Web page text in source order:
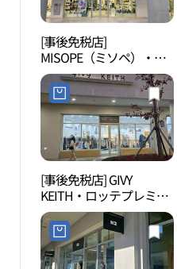
[事後免税店]
MISOPE（ミソペ）・ロ
ッテプレミアムアウトレ
ットキムヘ（金海）店
(미소페 롯데프리미엄아
울렛 김해점)
[事後免税店] GIVY
KEITH・ロッテプレミア
ムアウトレットキムヘ
（金海）店(기비앤키이
스 롯데프리미엄아울렛
김해점)